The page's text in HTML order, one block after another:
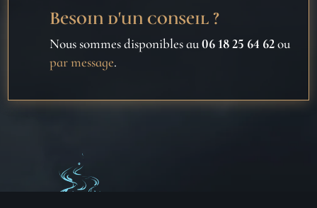
Besoin d'un conseil ?
Nous sommes disponibles au06 18 25 64 62ou
par message.